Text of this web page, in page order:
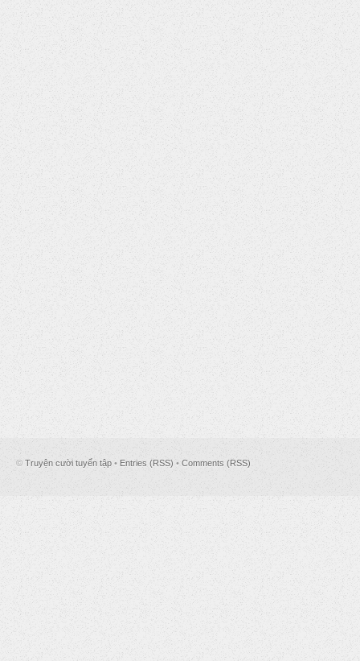
© Truyện cười tuyển tập • Entries (RSS) • Comments (RSS)